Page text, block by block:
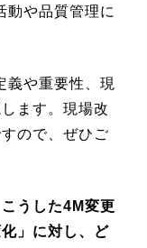
動や品質管理に
義や重要性、現
ます。現場改
ので、ぜひご
うした4M変更
」に対し、ど